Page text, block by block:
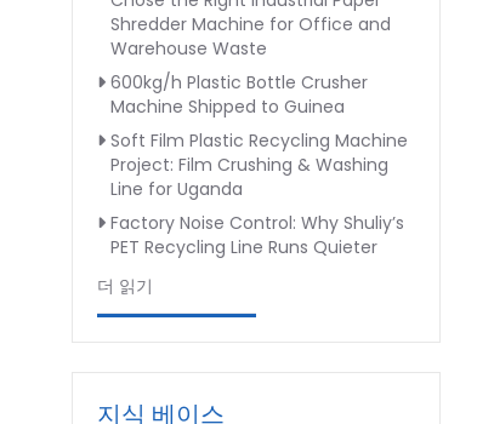
Shredder Machine for Office and
Warehouse Waste
600kg/h Plastic Bottle Crusher
Machine Shipped to Guinea
Soft Film Plastic Recycling Machine
Project: Film Crushing & Washing
Line for Uganda
Factory Noise Control: Why Shuliy’s
PET Recycling Line Runs Quieter
더 읽기
지식 베이스